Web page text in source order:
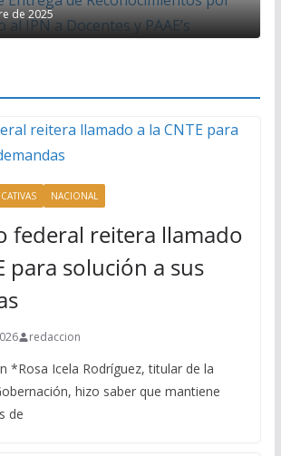
de 2025
NACIONAL
federal reitera llamado
para solución a sus
redaccion
*Rosa Icela Rodríguez, titular de la
hizo saber que mantiene
de